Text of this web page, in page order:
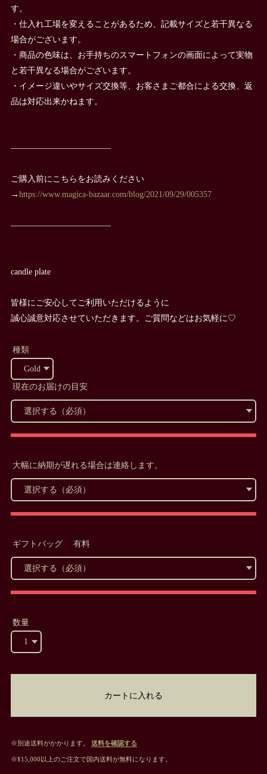
す。
・仕入れ工場を変えることがあるため、記載サイズと若干異なる
場合がございます。
・商品の色味は、お手持ちのスマートフォンの画面によって実物
と若干異なる場合がございます。
・イメージ違いやサイズ交換等、お客さまご都合による交換、返
品は対応出来かねます。
————————————
ご購入前にこちらをお読みください
→https://www.magica-bazaar.com/blog/2021/09/29/005357
————————————
candle plate
皆様にご安心してご利用いただけるように
誠心誠意対応させていただきます。ご質問などはお気軽に♡
種類
現在のお届けの目安
大幅に納期が遅れる場合は連絡します。
ギフトバッグ 有料
数量
カートに入れる
※別途送料がかかります。 送料を確認する
※¥15,000以上のご注文で国内送料が無料になります。